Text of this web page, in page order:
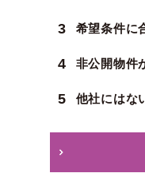
3 希望条件に
4 非公開物件
5 他社にはな